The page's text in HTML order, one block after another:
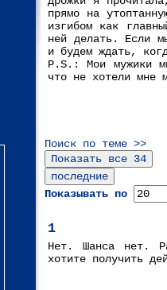
прямо на
изгибом как
ней делать. Если
и будем ждать,
P.S.: Мои мужики
что не хотели мне
Поиск по теме >>
Показывать по
1
Нет. Шанса нет.
хотите получить